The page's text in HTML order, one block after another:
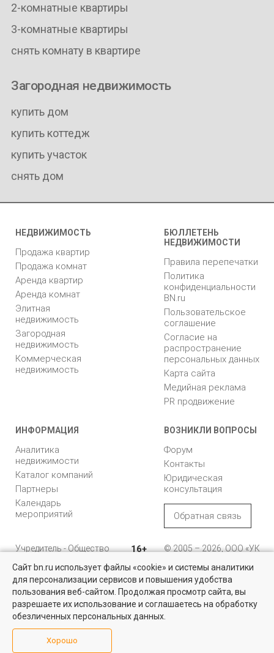
Квартиры на вторичном рынке
Более 10 тысяч квартир в Санкт-Петербурге и области от
собственников и агентств недвижимости
Посмотреть
2-комнатные квартиры
3-комнатные квартиры
снять комнату в квартире
Загородная недвижимость
купить дом
купить коттедж
купить участок
снять дом
НЕДВИЖИМОСТЬ
Продажа квартир
Продажа комнат
Аренда квартир
Аренда комнат
Элитная
недвижимость
Загородная
недвижимость
Коммерческая
недвижимость
БЮЛЛЕТЕНЬ
НЕДВИЖИМОСТИ
Правила перепечатки
Политика
конфиденциальности
BN.ru
Пользовательское
соглашение
Согласие на
распространение
персональных данных
Карта сайта
Медийная реклама
PR продвижение
ИНФОРМАЦИЯ
Аналитика
недвижимости
Каталог компаний
Партнеры
Календарь
мероприятий
ВОЗНИКЛИ ВОПРОСЫ
Форум
Контакты
Юридическая
консультация
Обратная связь
Учредитель - Общество
ответственностью
"Управляющая
компания "Бюллетень
недвижимости"
16+
© 2005 – 2026, ООО «УК
196105, Санкт-
Петербург, пр. Юрия
Гагарина, 1
8 (812) 331-93-56
reklama@bn.ru
Сайт bn.ru использует файлы «cookie» и системы аналитики
для персонализации сервисов и повышения удобства
пользования веб-сайтом. Продолжая просмотр сайта, вы
разрешаете их использование и соглашаетесь на обработку
обезличенных персональных данных.
Хорошо